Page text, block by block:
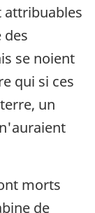
attribuables
se noient
qui si ces
un
bas de page
morts
de